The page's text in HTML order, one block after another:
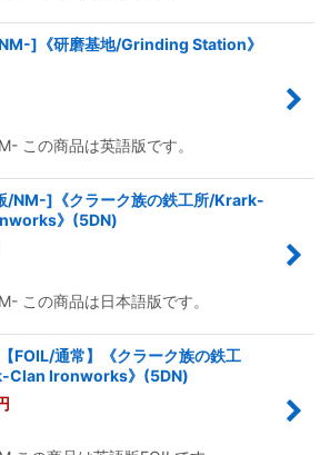
]《研磨基地/Grinding Station》
この商品は英語版です。
/NM-]《クラーク族の鉄工所/Krark-
》(5DN)
この商品は日本語版です。
FOIL/通常】《クラーク族の鉄工
Clan Ironworks》(5DN)